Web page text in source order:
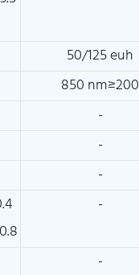
50/125 euh
850 nm≥200
-
-
-
-
-